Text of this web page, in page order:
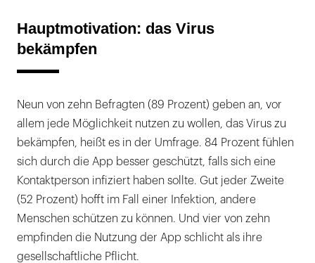
Hauptmotivation: das Virus
bekämpfen
Neun von zehn Befragten (89 Prozent) geben an, vor
allem jede Möglichkeit nutzen zu wollen, das Virus zu
bekämpfen, heißt es in der Umfrage. 84 Prozent fühlen
sich durch die App besser geschützt, falls sich eine
Kontaktperson infiziert haben sollte. Gut jeder Zweite
(52 Prozent) hofft im Fall einer Infektion, andere
Menschen schützen zu können. Und vier von zehn
empfinden die Nutzung der App schlicht als ihre
gesellschaftliche Pflicht.